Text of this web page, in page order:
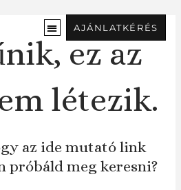
AJÁNLATKÉRÉS
ez az
létezik.
az ide mutató link
próbáld meg keresni?